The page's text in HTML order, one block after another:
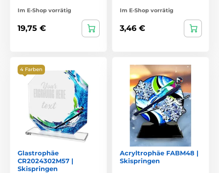
Im E-Shop vorrätig
19,75 €
Im E-Shop vorrätig
3,46 €
4 Farben
Glastrophäe
CR2024302M57 |
Skispringen
Acryltrophäe FABM48 |
Skispringen